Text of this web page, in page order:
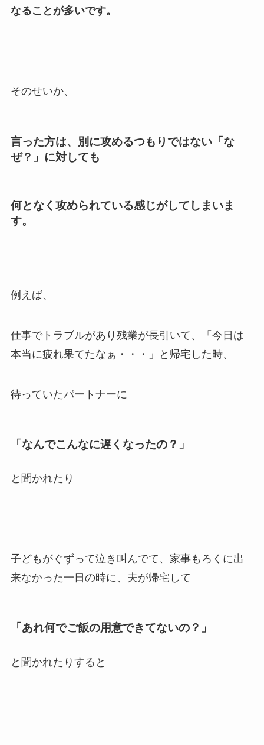
なることが多いです。
そのせいか、
言った方は、別に攻めるつもりではない「な
ぜ？」に対しても
何となく攻められている感じがしてしまいま
す。
例えば、
仕事でトラブルがあり残業が長引いて、「今日は
本当に疲れ果てたなぁ・・・」と帰宅した時、
待っていたパートナーに
「なんでこんなに遅くなったの？」
と聞かれたり
子どもがぐずって泣き叫んでて、家事もろくに出
来なかった一日の時に、夫が帰宅して
「あれ何でご飯の用意できてないの？」
と聞かれたりすると